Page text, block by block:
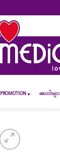
PROMOTION ဆေး၀ါးများ